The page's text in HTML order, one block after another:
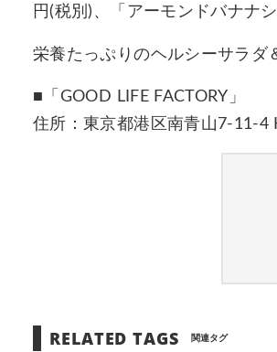
円(税別)、「アーモンドバナナ
栄養たっぷりのヘルシーサラダ
■「GOOD LIFE FACTORY」
住所：東京都港区南青山7-11-4
RELATED TAGS 関連タグ